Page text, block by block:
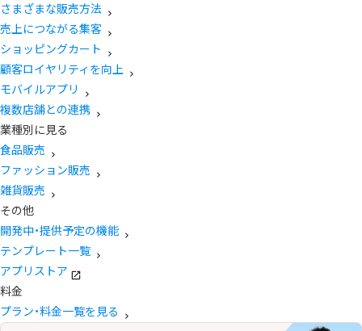
さまざまな販売方法
売上につながる集客
ショッピングカート
顧客ロイヤリティを向上
モバイルアプリ
複数店舗との連携
業種別に見る
食品販売
ファッション販売
雑貨販売
その他
開発中・提供予定の機能
テンプレート一覧
アプリストア
料金
プラン・料金一覧を見る